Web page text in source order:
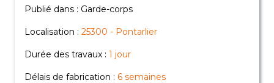
Publié dans : Garde-corps
Localisation : 25300 - Pontarlier
Durée des travaux : 1 jour
Délais de fabrication : 6 semaines